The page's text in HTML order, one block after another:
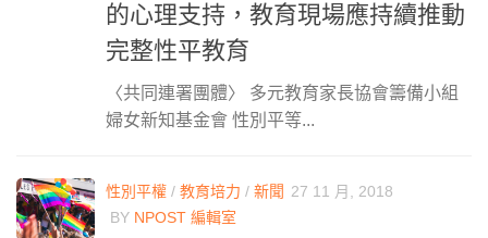
的心理支持，教育現場應持續推動
完整性平教育
〈共同連署團體〉 多元教育家長協會籌備小組
婦女新知基金會 性別平等...
性別平權 / 教育培力 / 新聞 27 11 月, 2018
BY NPOST 編輯室